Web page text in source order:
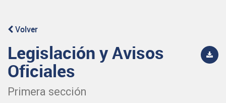
Volver
Legislación y Avisos
Oficiales
Primera sección